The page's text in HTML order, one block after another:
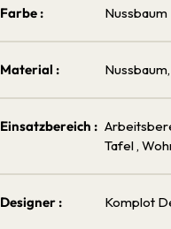
Farbe : Nussbaum
Material :
Einsatzbereich :
Tafel ,
Designer : Komplot